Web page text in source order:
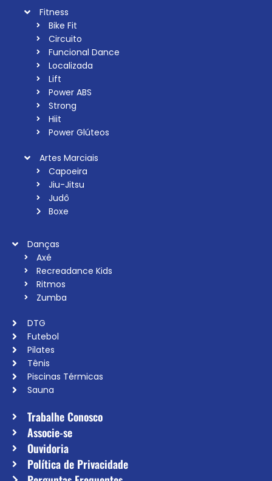
Fitness
Bike Fit
Circuito
Funcional Dance
Localizada
Lift
Power ABS
Strong
Hiit
Power Glúteos
Artes Marciais
Capoeira
Jiu-Jitsu
Judô
Boxe
Danças
Axé
Recreadance Kids
Ritmos
Zumba
DTG
Futebol
Pilates
Tênis
Piscinas Térmicas
Sauna
Trabalhe Conosco
Associe-se
Ouvidoria
Política de Privacidade